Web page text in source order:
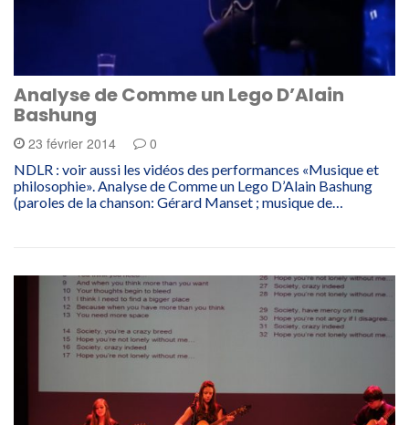
Analyse de Comme un Lego D’Alain
Bashung
23 février 2014 0
NDLR : voir aussi les vidéos des performances «Musique et
philosophie». Analyse de Comme un Lego D’Alain Bashung
(paroles de la chanson: Gérard Manset ; musique de…